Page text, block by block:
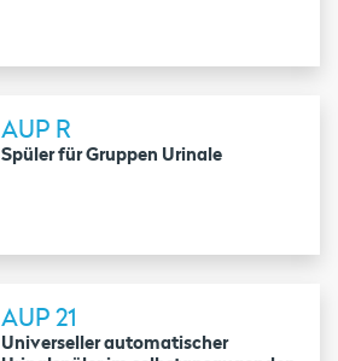
AUP R
Spüler für Gruppen Urinale
AUP 21
Universeller automatischer